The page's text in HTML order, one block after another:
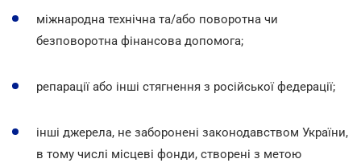
міжнародна технічна та/або поворотна чи
безповоротна фінансова допомога;
репарації або інші стягнення з російської федерації;
інші джерела, не заборонені законодавством України,
в тому числі місцеві фонди, створені з метою